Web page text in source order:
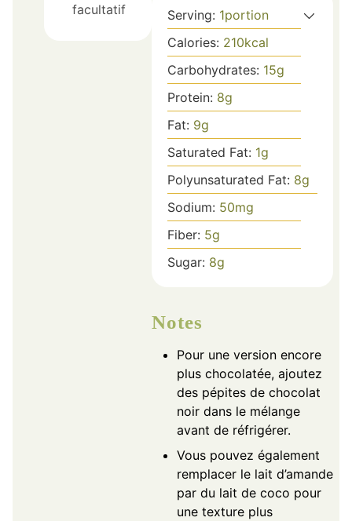
facultatif
Serving: 1portion
Calories: 210kcal
Carbohydrates: 15g
Protein: 8g
Fat: 9g
Saturated Fat: 1g
Polyunsaturated Fat: 8g
Sodium: 50mg
Fiber: 5g
Sugar: 8g
Notes
Pour une version encore
plus chocolatée, ajoutez
des pépites de chocolat
noir dans le mélange
avant de réfrigérer.
Vous pouvez également
remplacer le lait d’amande
par du lait de coco pour
une texture plus